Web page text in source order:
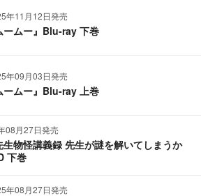
年11月12日発売
ームー』Blu-ray 下巻
年09月03日発売
ームー』Blu-ray 上巻
08月27日発売
生物怪講義録 先生が謎を解いてしまうか
下巻
年08月27日発売